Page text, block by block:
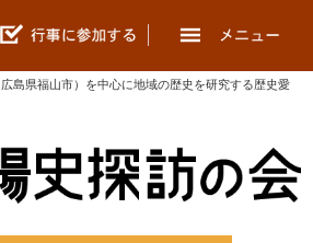
島県福山市）を中心に地域の歴史を研究する歴史愛